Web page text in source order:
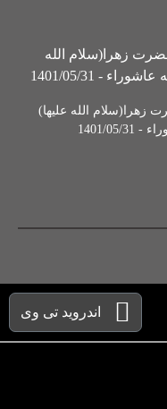
زهرا(سلام الله علیها)
05/31
اندروید تی وی